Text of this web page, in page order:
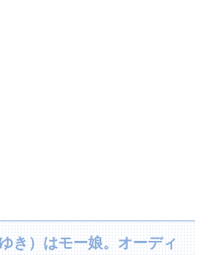
き）はモー娘。オーディ